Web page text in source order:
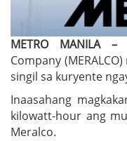
METRO MANILA –
Company
singil sa kuryente
Inaasahang
kilowatt-hour ang
Meralco.